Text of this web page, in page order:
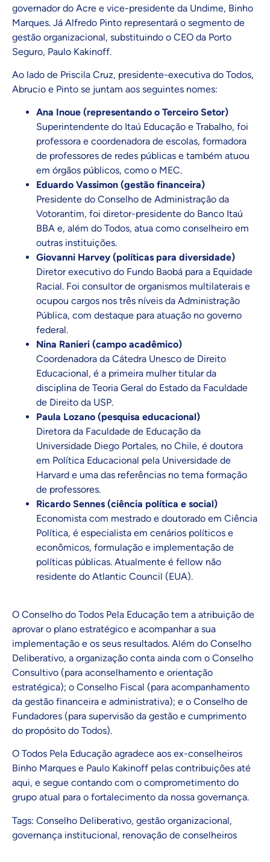
governador do Acre e vice-presidente da Undime, Binho
Marques. Já Alfredo Pinto representará o segmento de
gestão organizacional, substituindo o CEO da Porto
Seguro, Paulo Kakinoff.
Ao lado de Priscila Cruz, presidente-executiva do Todos,
Abrucio e Pinto se juntam aos seguintes nomes:
Ana Inoue (representando o Terceiro Setor)
Superintendente do Itaú Educação e Trabalho, foi
professora e coordenadora de escolas, formadora
de professores de redes públicas e também atuou
em órgãos públicos, como o MEC.
Eduardo Vassimon (gestão financeira)
Presidente do Conselho de Administração da
Votorantim, foi diretor-presidente do Banco Itaú
BBA e, além do Todos, atua como conselheiro em
outras instituições.
Giovanni Harvey (políticas para diversidade)
Diretor executivo do Fundo Baobá para a Equidade
Racial. Foi consultor de organismos multilaterais e
ocupou cargos nos três níveis da Administração
Pública, com destaque para atuação no governo
federal.
Nina Ranieri (campo acadêmico)
Coordenadora da Cátedra Unesco de Direito
Educacional, é a primeira mulher titular da
disciplina de Teoria Geral do Estado da Faculdade
de Direito da USP.
Paula Lozano (pesquisa educacional)
Diretora da Faculdade de Educação da
Universidade Diego Portales, no Chile, é doutora
em Política Educacional pela Universidade de
Harvard e uma das referências no tema formação
de professores.
Ricardo Sennes (ciência política e social)
Economista com mestrado e doutorado em Ciência
Política, é especialista em cenários políticos e
econômicos, formulação e implementação de
políticas públicas. Atualmente é fellow não
residente do Atlantic Council (EUA).
O Conselho do Todos Pela Educação tem a atribuição de
aprovar o plano estratégico e acompanhar a sua
implementação e os seus resultados. Além do Conselho
Deliberativo, a organização conta ainda com o Conselho
Consultivo (para aconselhamento e orientação
estratégica); o Conselho Fiscal (para acompanhamento
da gestão financeira e administrativa); e o Conselho de
Fundadores (para supervisão da gestão e cumprimento
do propósito do Todos).
O Todos Pela Educação agradece aos ex-conselheiros
Binho Marques e Paulo Kakinoff pelas contribuições até
aqui, e segue contando com o comprometimento do
grupo atual para o fortalecimento da nossa governança.
Tags: Conselho Deliberativo, gestão organizacional,
governança institucional, renovação de conselheiros